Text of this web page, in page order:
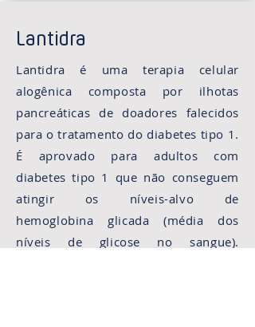
Lantidra
Lantidra é uma terapia celular
alogênica composta por ilhotas
pancreáticas de doadores falecidos
para o tratamento do diabetes tipo 1.
É aprovado para adultos com
diabetes tipo 1 que não conseguem
atingir os níveis-alvo de
hemoglobina glicada (média dos
níveis de glicose no sangue).